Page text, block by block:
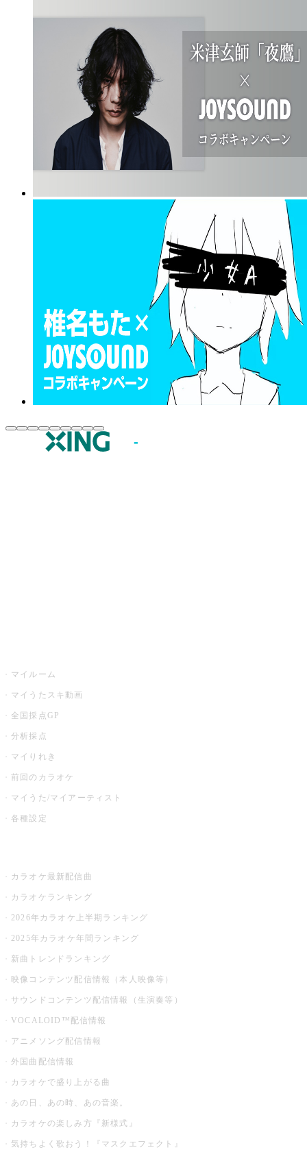
マイルーム
マイうたスキ動画
全国採点GP
分析採点
マイりれき
前回のカラオケ
マイうた/マイアーティスト
各種設定
カラオケ最新配信曲
カラオケランキング
2026年カラオケ上半期ランキング
2025年カラオケ年間ランキング
新曲トレンドランキング
映像コンテンツ配信情報（本人映像等）
サウンドコンテンツ配信情報（生演奏等）
VOCALOID™配信情報
アニメソング配信情報
外国曲配信情報
カラオケで盛り上がる曲
あの日、あの時、あの音楽。
カラオケの楽しみ方『新様式』
気持ちよく歌おう！『マスクエフェクト』